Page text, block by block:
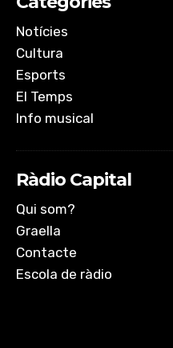
Notícies
Cultura
Esports
El Temps
Info musical
Ràdio Capital
Qui som?
Graella
Contacte
Escola de ràdio